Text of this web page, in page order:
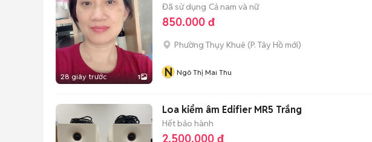
28 giây trước 1
Đã sử dụng Cả nam và nữ
850.000 đ
Phường Thụy Khuê (P. Tây Hồ mới)
N Ngô Thị Mai Thu
Loa kiểm âm Edifier MR5 Trắng
Hết bảo hành
2.500.000 đ